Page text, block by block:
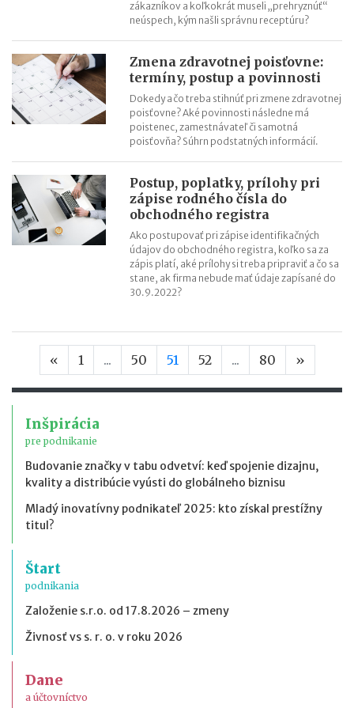
zákazníkov a koľkokrát museli „prehryznúť“
neúspech, kým našli správnu receptúru?
Zmena zdravotnej poisťovne:
termíny, postup a povinnosti
Dokedy a čo treba stihnúť pri zmene zdravotnej
poisťovne? Aké povinnosti následne má
poistenec, zamestnávateľ či samotná
poisťovňa? Súhrn podstatných informácií.
Postup, poplatky, prílohy pri
zápise rodného čísla do
obchodného registra
Ako postupovať pri zápise identifikačných
údajov do obchodného registra, koľko sa za
zápis platí, aké prílohy si treba pripraviť a čo sa
stane, ak firma nebude mať údaje zapísané do
30.9.2022?
«Predchádzajúca strana
1 ... 50 51 52 ... 80 »
Inšpirácia
pre podnikanie
Budovanie značky v tabu odvetví: keď spojenie dizajnu,
kvality a distribúcie vyústi do globálneho biznisu
Mladý inovatívny podnikateľ 2025: kto získal prestížny
titul?
Štart
podnikania
Založenie s.r.o. od 17.8.2026 – zmeny
Živnosť vs s. r. o. v roku 2026
Dane
a účtovníctvo